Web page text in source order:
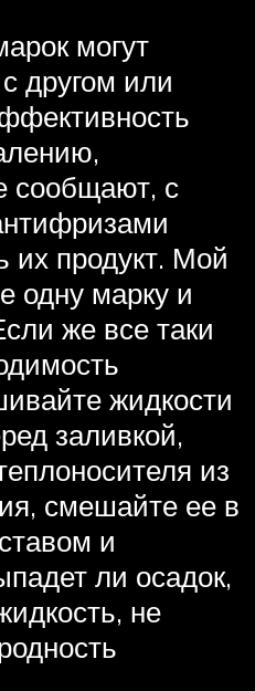
могут
другом или
сообщают, с
продукт. Мой
одну марку и
же все таки
жидкости
заливкой,
из
смешайте ее в
и
ли осадок,
не